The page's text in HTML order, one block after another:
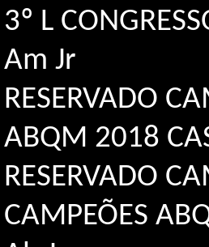
3º L
Am Jr
RESERVADO
ABQM 2018
RESERVADO
CAMPEÕES